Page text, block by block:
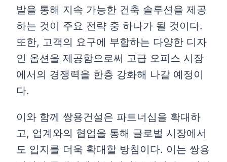
발을 통해 지속 가능한 건축 솔루션을 제공
하는 것이 주요 전략 중 하나가 될 것이다.
또한, 고객의 요구에 부합하는 다양한 디자
인 옵션을 제공함으로써 고급 오피스 시장
에서의 경쟁력을 한층 강화해 나갈 예정이
다.
이와 함께 쌍용건설은 파트너십을 확대하
고, 업계와의 협업을 통해 글로벌 시장에서
도 입지를 더욱 확대할 방침이다. 이는 쌍용